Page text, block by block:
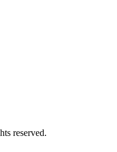
reserved.